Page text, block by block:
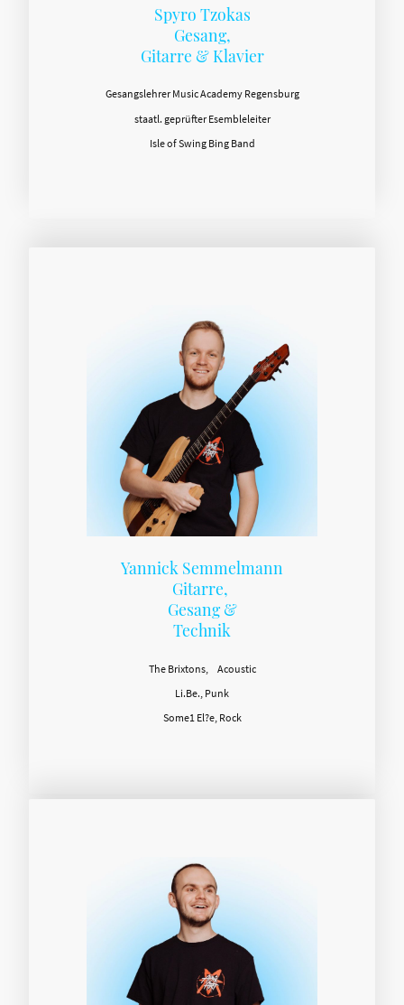
Spyro Tzokas
Gesang,
Gitarre & Klavier
Gesangslehrer Music Academy Regensburg
staatl. geprüfter Esembleleiter
Isle of Swing Bing Band
Yannick Semmelmann
Gitarre,
Gesang &
Technik
The Brixtons, Acoustic
Li.Be., Punk
Some1 El?e, Rock